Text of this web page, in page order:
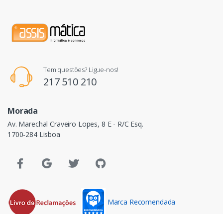
Tem questões? Ligue-nos!
217 510 210
Morada
Av. Marechal Craveiro Lopes, 8 E - R/C Esq.
1700-284 Lisboa
Marca Recomendada